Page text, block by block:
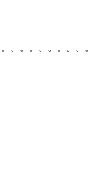
。。。。。。。